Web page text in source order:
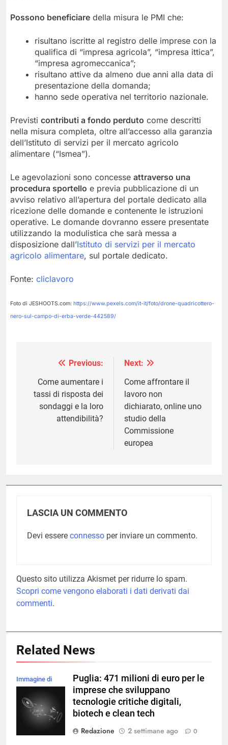
Possono beneficiare della misura le PMI che:
risultano iscritte al registro delle imprese con la
qualifica di “impresa agricola”, “impresa ittica”,
“impresa agromeccanica”;
risultano attive da almeno due anni alla data di
presentazione della domanda;
hanno sede operativa nel territorio nazionale.
Previsti contributi a fondo perduto come descritti
nella misura completa, oltre all’accesso alla garanzia
dell’Istituto di servizi per il mercato agricolo
alimentare (“Ismea”).
Le agevolazioni sono concesse attraverso una
procedura sportello e previa pubblicazione di un
avviso relativo all’apertura del portale dedicato alla
ricezione delle domande e contenente le istruzioni
operative. Le domande dovranno essere presentate
utilizzando la modulistica che sarà messa a
disposizione dall’Istituto di servizi per il mercato
agricolo alimentare, sul portale dedicato.
Fonte: cliclavoro
Foto di JESHOOTS.com: https://www.pexels.com/it-it/foto/drone-quadricottero-
nero-sul-campo-di-erba-verde-442589/
Navigazione
articoli
Previous:
Come aumentare i
tassi di risposta dei
sondaggi e la loro
attendibilità?
Next:
Come affrontare il
lavoro non
dichiarato, online uno
studio della
Commissione
europea
LASCIA UN COMMENTO
Devi essere connesso per inviare un commento.
Questo sito utilizza Akismet per ridurre lo spam.
Scopri come vengono elaborati i dati derivati dai
commenti.
Related News
Immagine di
Magnific
Puglia: 471 milioni di euro per le
imprese che sviluppano
tecnologie critiche digitali,
biotech e clean tech
Redazione
2 settimane ago 0